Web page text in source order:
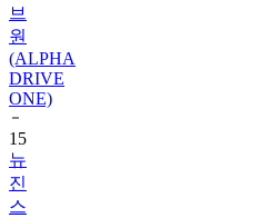
브
원
(ALPHA
DRIVE
ONE)
15
뉴
진
스